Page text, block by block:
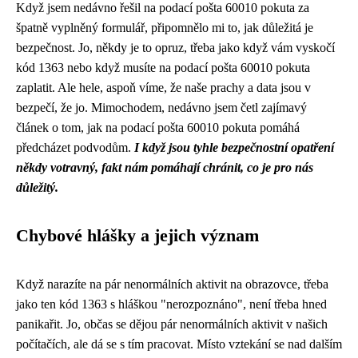
Když jsem nedávno řešil na podací pošta 60010 pokuta za
špatně vyplněný formulář, připomnělo mi to, jak důležitá je
bezpečnost. Jo, někdy je to opruz, třeba jako když vám vyskočí
kód 1363 nebo když musíte na podací pošta 60010 pokuta
zaplatit. Ale hele, aspoň víme, že naše prachy a data jsou v
bezpečí, že jo. Mimochodem, nedávno jsem četl zajímavý
článek o tom, jak na podací pošta 60010 pokuta pomáhá
předcházet podvodům. I když jsou tyhle bezpečnostní opatření
někdy votravný, fakt nám pomáhají chránit, co je pro nás
důležitý.
Chybové hlášky a jejich význam
Když narazíte na pár nenormálních aktivit na obrazovce, třeba
jako ten kód 1363 s hláškou "nerozpoznáno", není třeba hned
panikařit. Jo, občas se dějou pár nenormálních aktivit v našich
počítačích, ale dá se s tím pracovat. Místo vztekání se nad dalším